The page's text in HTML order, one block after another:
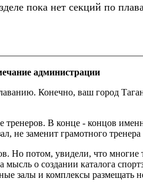
пока нет секций по
администрации
Конечно, ваш город
В конце - концов
не заменит грамотного тренера
Но потом, увидели, что
о создании каталога
залы и комплексы